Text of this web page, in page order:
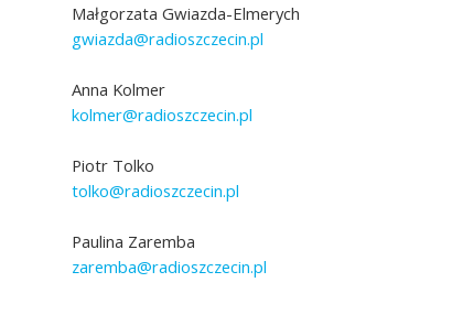
Małgorzata Gwiazda-Elmerych
gwiazda@radioszczecin.pl
Anna Kolmer
kolmer@radioszczecin.pl
Piotr Tolko
tolko@radioszczecin.pl
Paulina Zaremba
zaremba@radioszczecin.pl